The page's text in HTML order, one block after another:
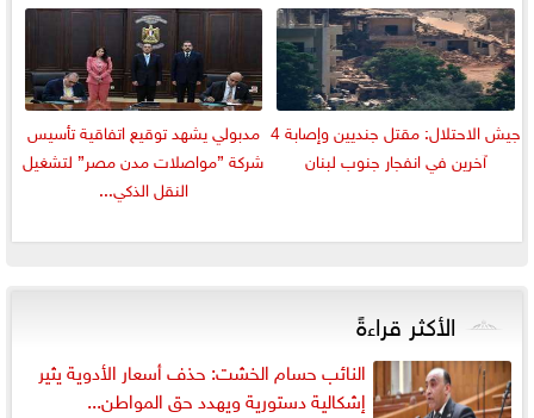
جيش الاحتلال: مقتل جنديين وإصابة 4
آخرين في انفجار جنوب لبنان
مدبولي يشهد توقيع اتفاقية تأسيس
شركة ”مواصلات مدن مصر” لتشغيل
النقل الذكي...
الأكثر قراءةً
النائب حسام الخشت: حذف أسعار الأدوية يثير
إشكالية دستورية ويهدد حق المواطن...